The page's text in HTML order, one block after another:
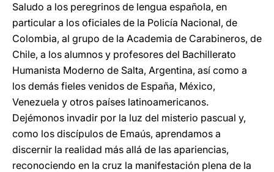
Saludo a los peregrinos de lengua española, en
particular a los oficiales de la Policía Nacional, de
Colombia, al grupo de la Academia de Carabineros, de
Chile, a los alumnos y profesores del Bachillerato
Humanista Moderno de Salta, Argentina, así como a
los demás fieles venidos de España, México,
Venezuela y otros países latinoamericanos.
Dejémonos invadir por la luz del misterio pascual y,
como los discípulos de Emaús, aprendamos a
discernir la realidad más allá de las apariencias,
reconociendo en la cruz la manifestación plena de la